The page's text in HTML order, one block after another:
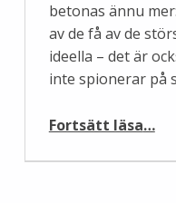
betonas ännu
av de få av de
ideella – det är
inte spionerar på
Fortsätt läsa…